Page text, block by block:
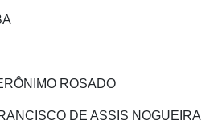
ROSADO
DE ASSIS NOGUEIRA